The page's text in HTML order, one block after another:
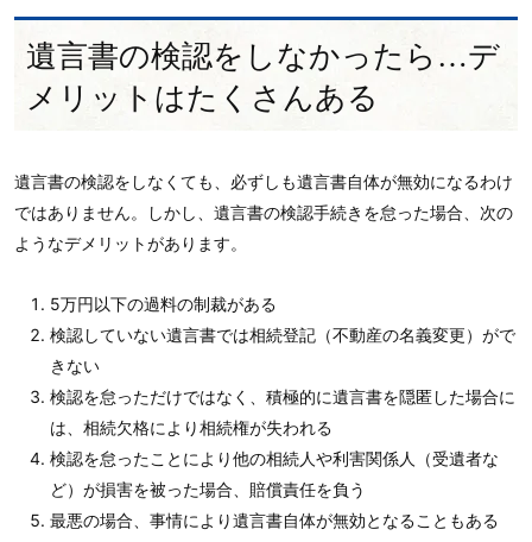
遺言書の検認をしなかったら…デ
メリットはたくさんある
遺言書の検認をしなくても、必ずしも遺言書自体が無効になるわけ
ではありません。しかし、遺言書の検認手続きを怠った場合、次の
ようなデメリットがあります。
5万円以下の過料の制裁がある
検認していない遺言書では相続登記（不動産の名義変更）がで
きない
検認を怠っただけではなく、積極的に遺言書を隠匿した場合に
は、相続欠格により相続権が失われる
検認を怠ったことにより他の相続人や利害関係人（受遺者な
ど）が損害を被った場合、賠償責任を負う
最悪の場合、事情により遺言書自体が無効となることもある